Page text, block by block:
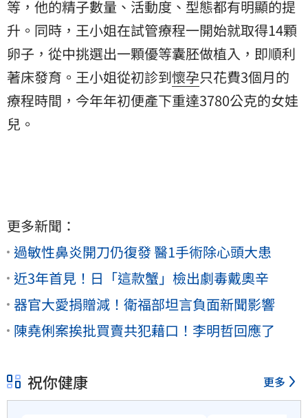
等，他的精子數量、活動度、型態都有明顯的提
升。同時，王小姐在試管療程一開始就取得14顆
卵子，從中挑選出一顆優等囊胚做植入，即順利
著床發育。王小姐從初診到懷孕只花費3個月的
療程時間，今年年初便產下重達3780公克的女娃
兒。
更多新聞：
過敏性鼻炎開刀仍復發 醫1手術除心頭大患
近3年首見！日「這款蟹」檢出劇毒戴奧辛
器官大愛捐贈減！衛福部坦言負面新聞影響
陳堯俐案挨批買賣共犯藉口！李明哲回應了
祝你健康 更多